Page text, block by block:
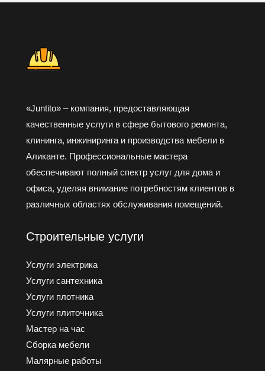
«Juntito» – компания, предоставляющая
качественные услуги в сфере бытового ремонта,
клининга, инжиниринга и производства мебели в
Аликанте. Профессиональные мастера
обеспечивают полный спектр услуг для дома и
офиса, уделяя внимание потребностям клиентов в
различных областях обслуживания помещений.
Строительные услуги
Услуги электрика
Услуги cантехника
Услуги плотника
Услуги плиточника
Мастер на час
Сборка мебели
Малярные работы